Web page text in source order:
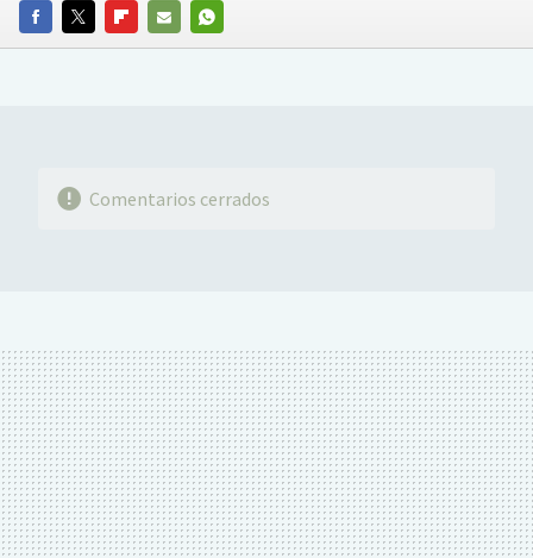
FACEBOOKTWITTERFLIPBOARD
E-
WHATSAPP
Comentarios cerrados